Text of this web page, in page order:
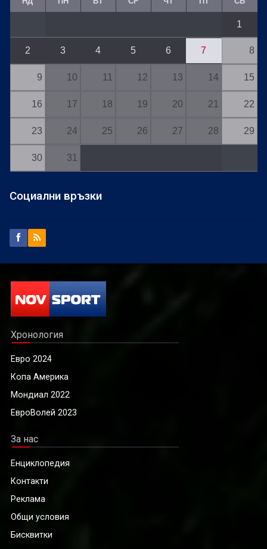
1
2 3 4 5 6 7 8
9 10 11 12 13 14 15
16 17 18 19 20 21 22
23 24 25 26 27 28 29
30 31
Социални връзки
Хронология
Евро 2024
Копа Америка
Мондиал 2022
ЕвроВолей 2023
За нас
Енциклопедия
Контакти
Реклама
Общи условия
Бисквитки